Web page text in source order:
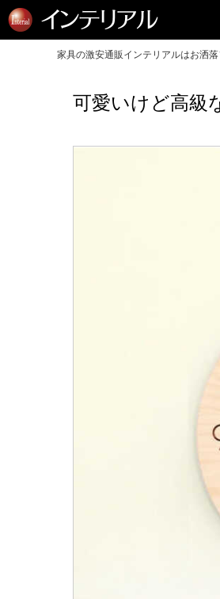
家具の激安通販インテリアルはお洒
可愛いけど高級